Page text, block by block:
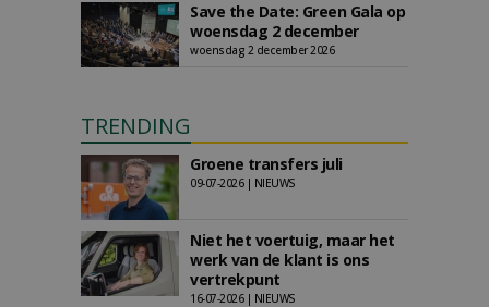
Save the Date: Green Gala op
woensdag 2 december
woensdag 2 december 2026
TRENDING
Groene transfers juli
09-07-2026 | NIEUWS
Niet het voertuig, maar het
werk van de klant is ons
vertrekpunt
16-07-2026 | NIEUWS